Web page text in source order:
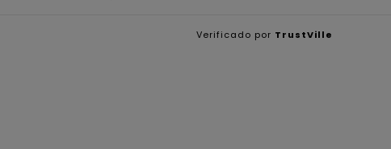
Verificado por TrustVille